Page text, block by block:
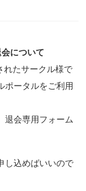
について
れたサークル様で
ポータルをご利用
退会専用フォーム
し込めばいいので